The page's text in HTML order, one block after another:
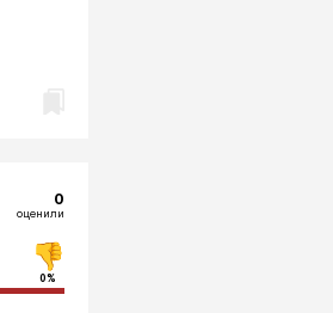
0
оценили
0%